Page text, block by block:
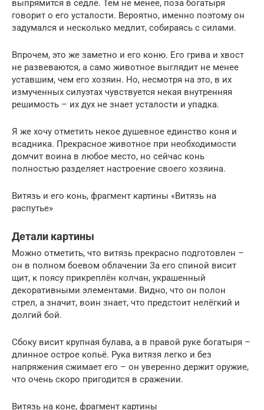
выпрямится в седле. Тем не менее, поза богатыря
говорит о его усталости. Вероятно, именно поэтому он
задумался и несколько медлит, собираясь с силами.
Впрочем, это же заметно и его коню. Его грива и хвост
не развеваются, а само животное выглядит не менее
уставшим, чем его хозяин. Но, несмотря на это, в их
измученных силуэтах чувствуется некая внутренняя
решимость – их дух не знает усталости и упадка.
Я же хочу отметить некое душевное единство коня и
всадника. Прекрасное животное при необходимости
домчит воина в любое место, но сейчас конь
полностью разделяет настроение своего хозяина.
Витязь и его конь, фрагмент картины «Витязь на
распутье»
Детали картины
Можно отметить, что витязь прекрасно подготовлен –
он в полном боевом облачении За его спиной висит
щит, к поясу прикреплён колчан, украшенный
декоративными элементами. Видно, что он полон
стрел, а значит, воин знает, что предстоит нелёгкий и
долгий бой.
Сбоку висит крупная булава, а в правой руке богатыря –
длинное острое копьё. Рука витязя легко и без
напряжения сжимает его – он уверенно держит оружие,
что очень скоро пригодится в сражении.
Витязь на коне, фрагмент картины